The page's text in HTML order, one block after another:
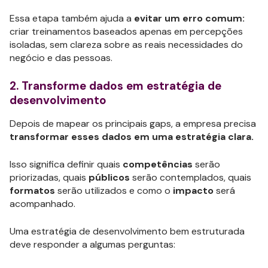
Essa etapa também ajuda a evitar um erro comum:
criar treinamentos baseados apenas em percepções
isoladas, sem clareza sobre as reais necessidades do
negócio e das pessoas.
2. Transforme dados em estratégia de
desenvolvimento
Depois de mapear os principais gaps, a empresa precisa
transformar esses dados em uma estratégia clara.
Isso significa definir quais competências serão
priorizadas, quais públicos serão contemplados, quais
formatos serão utilizados e como o impactoserá
acompanhado.
Uma estratégia de desenvolvimento bem estruturada
deve responder a algumas perguntas: